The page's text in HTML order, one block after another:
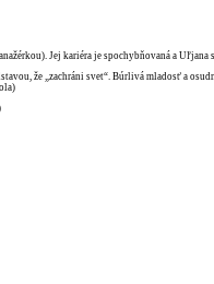
Jej kariéra je spochybňovaná a Uľjana
že „zachráni svet“. Búrlivá mladosť a